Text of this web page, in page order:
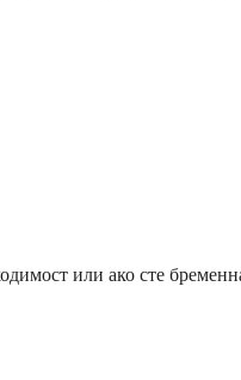
или ако сте